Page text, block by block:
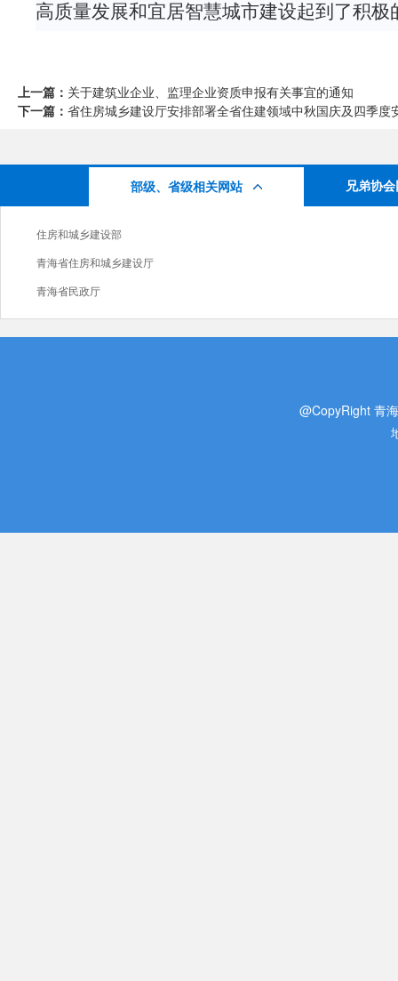
高质量发展和宜居智慧城市建设起到了积极
上一篇： 关于建筑业企业、监理企业资质申报有关事宜的通知
下一篇： 省住房城乡建设厅安排部署全省住建领域中秋国庆及四季度
部级、省级相关网站 兄弟协
住房和城乡建设部
青海省住房和城乡建设厅
青海省民政厅
@CopyRight 青